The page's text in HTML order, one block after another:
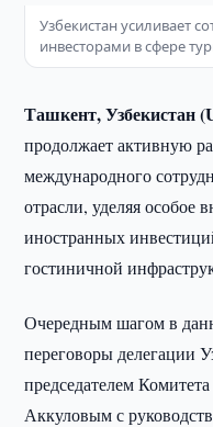
Узбекистан усиливает
инвесторами в сфере
Ташкент, Узбекистан
продолжает активную
международного
отрасли, уделяя
иностранных
гостиничной
Очередным шагом в
переговоры делегации
председателем
Аккуловым с